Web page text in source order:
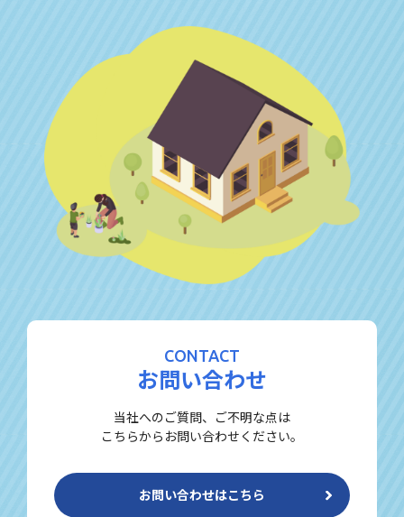
CONTACT
お問い合わせ
当社へのご質問、ご不明な点は
こちらからお問い合わせください。
お問い合わせはこちら